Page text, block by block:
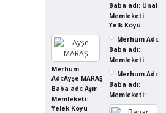
Baba adı: Ünal
Memleketi:
Yelk Köyü
Merhum
Adı:Ayşe MARAŞ
Baba adı: Aşır
Memleketi:
Yelek Köyü
Merhum Adı:
Baba adı:
Memleketi:
Merhum Adı:
Baba adı:
Memleketi: